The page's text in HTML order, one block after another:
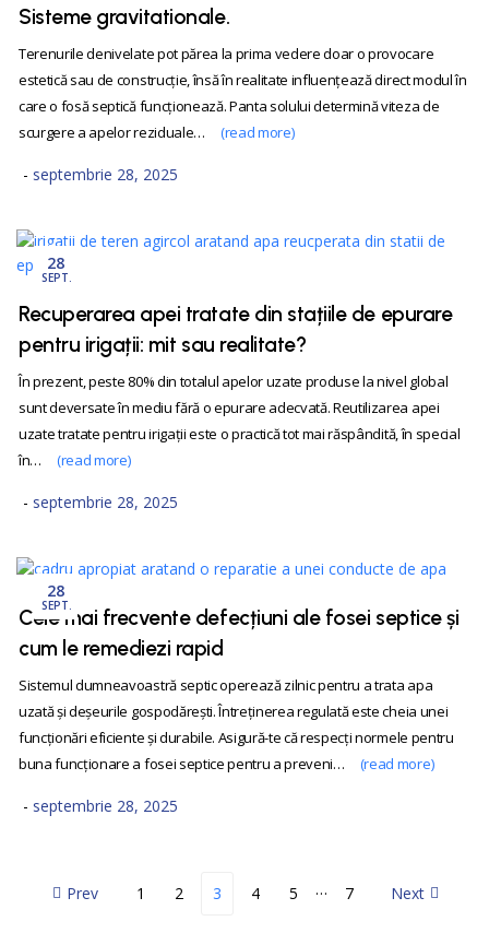
Sisteme gravitationale.
Terenurile denivelate pot părea la prima vedere doar o provocare
estetică sau de construcție, însă în realitate influențează direct modul în
care o fosă septică funcționează. Panta solului determină viteza de
scurgere a apelor reziduale…
(read more)
septembrie 28, 2025
28
SEPT.
Recuperarea apei tratate din stațiile de epurare
pentru irigații: mit sau realitate?
În prezent, peste 80% din totalul apelor uzate produse la nivel global
sunt deversate în mediu fără o epurare adecvată. Reutilizarea apei
uzate tratate pentru irigații este o practică tot mai răspândită, în special
în…
(read more)
septembrie 28, 2025
28
SEPT.
Cele mai frecvente defecțiuni ale fosei septice și
cum le remediezi rapid
Sistemul dumneavoastră septic operează zilnic pentru a trata apa
uzată și deșeurile gospodărești. Întreținerea regulată este cheia unei
funcționări eficiente și durabile. Asigură-te că respecți normele pentru
buna funcționare a fosei septice pentru a preveni…
(read more)
septembrie 28, 2025
Prev 1 2 3 4 5 … 7 Next